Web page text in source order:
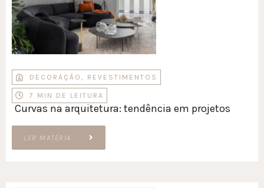
DECORAÇÃO , REVESTIMENTOS
7 MIN DE LEITURA
Curvas na arquitetura: tendência em projetos
LER MATÉRIA